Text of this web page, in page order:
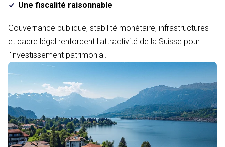
Une fiscalité raisonnable
Gouvernance publique, stabilité monétaire, infrastructures
et cadre légal renforcent l'attractivité de la Suisse pour
l'investissement patrimonial.